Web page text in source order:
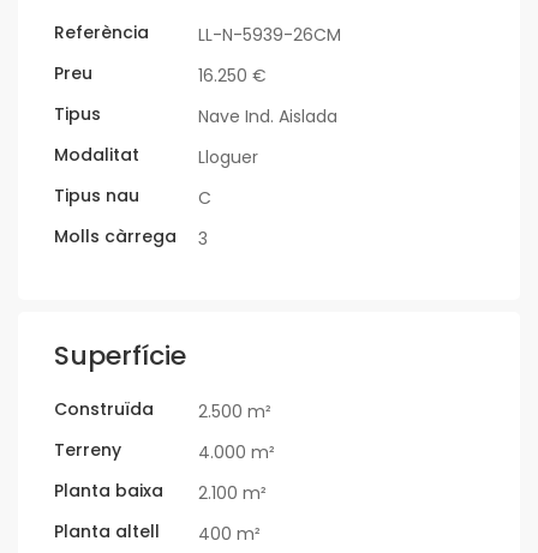
Referència
LL-N-5939-26CM
Preu
16.250 €
Tipus
Nave Ind. Aislada
Modalitat
Lloguer
Tipus nau
C
Molls càrrega
3
Superfície
Construïda
2.500 m²
Terreny
4.000 m²
Planta baixa
2.100 m²
Planta altell
400 m²